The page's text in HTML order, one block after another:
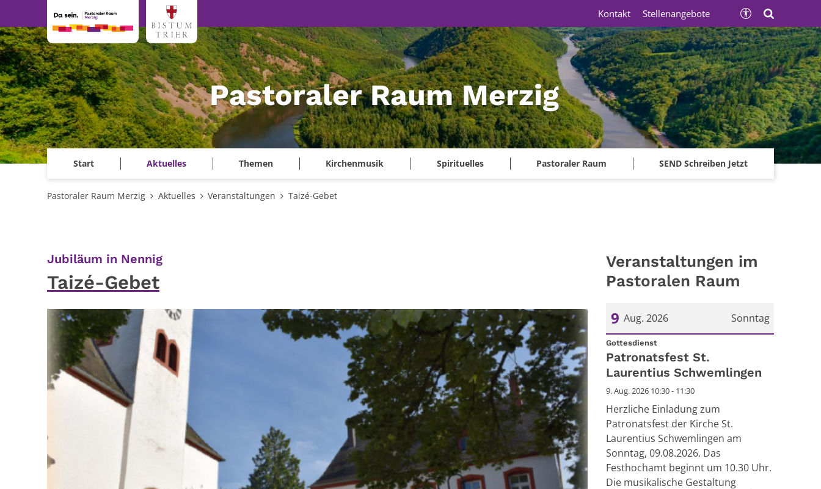
Pastoraler Raum Merzig
Start Aktuelles Themen Kirchenmusik Spirituelles Pastoraler Raum SEND Schreiben Jetzt
Kontakt Stellenangebote
Pastoraler Raum Merzig Aktuelles Veranstaltungen Taizé-Gebet
Jubiläum in Nennig:
Taizé-Gebet
Veranstaltungen im
Pastoralen Raum
Sonntag
9 Aug. 2026
Datum: 9. August 2026
Gottesdienst:
Patronatsfest St.
Laurentius Schwemlingen
9. Aug. 2026 10:30 - 11:30
Herzliche Einladung zum
Patronatsfest der Kirche St.
Laurentius Schwemlingen am
Sonntag, 09.08.2026. Das
Festhochamt beginnt um 10.30 Uhr.
Die musikalische Gestaltung